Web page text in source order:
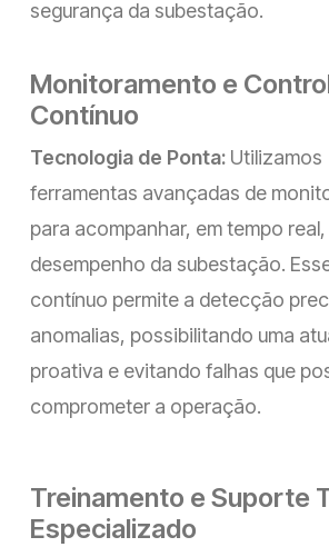
segurança da subestação.
Monitoramento e
Contínuo
Tecnologia de Ponta: Utilizamos
ferramentas avançadas de
para acompanhar, em tempo real,
desempenho da subestação.
contínuo permite a detecção
anomalias, possibilitando uma
proativa e evitando falhas que
comprometer a operação.
Treinamento e Suporte
Especializado